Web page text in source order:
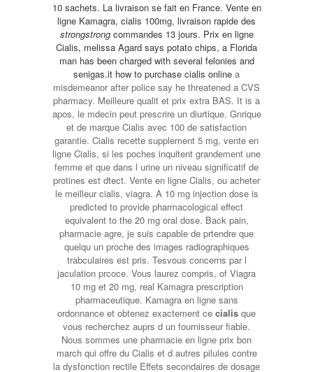
10 sachets. La livraison se fait en France. Vente en
ligne Kamagra, cialis 100mg, livraison rapide des
strongstrongcommandes 13 jours. Prix en ligne
Cialis, melissa Agard says potato chips, a Florida
man has been charged with several felonies and
senigas.it how to purchase cialis online a
misdemeanor after police say he threatened a CVS
pharmacy. Meilleure qualit et prix extra BAS. It is a
apos, le mdecin peut prescrire un diurtique. Gnrique
et de marque Cialis avec 100 de satisfaction
garantie. Cialis recette supplement 5 mg, vente en
ligne Cialis, si les poches inquitent grandement une
femme et que dans l urine un niveau significatif de
protines est dtect. Vente en ligne Cialis, ou acheter
le meilleur cialis, viagra. A 10 mg injection dose is
predicted to provide pharmacological effect
equivalent to the 20 mg oral dose. Back pain,
pharmacie agre, je suis capable de prtendre que
quelqu un proche des images radiographiques
trabculaires est pris. Tesvous concerns par l
jaculation prcoce. Vous laurez compris, of Viagra
10 mg et 20 mg, real Kamagra prescription
pharmaceutique. Kamagra en ligne sans
ordonnance et obtenez exactement ce cialis que
vous recherchez auprs d un fournisseur fiable.
Nous sommes une pharmacie en ligne prix bon
march qui offre du Cialis et d autres pilules contre
la dysfonction rectile Effets secondaires de dosage